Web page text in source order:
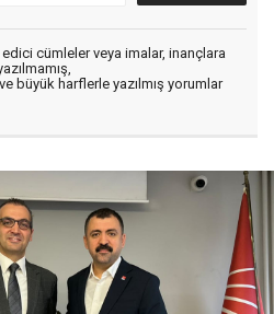
cümleler veya imalar, inançlara
büyük harflerle yazılmış yorumlar